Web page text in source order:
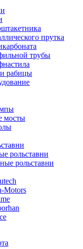
прутка
трубы
рабицы
мосты
рольставни
рольставни
Motors